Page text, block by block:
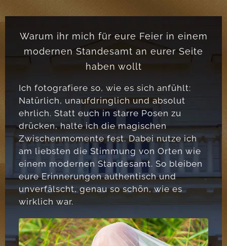
Warum ihr mich für eure Feier in einem
modernen Standesamt an eurer Seite
haben wollt
Ich fotografiere so, wie es sich anfühlt:
Natürlich, unaufdringlich und absolut
ehrlich. Statt euch in starre Posen zu
drücken, halte ich die magischen
Zwischenmomente fest. Dabei nutze ich
am liebsten die Stimmung von Orten wie
einem modernen Standesamt. So bleiben
eure Erinnerungen authentisch und
unverfälscht, genau so schön, wie es
wirklich war.